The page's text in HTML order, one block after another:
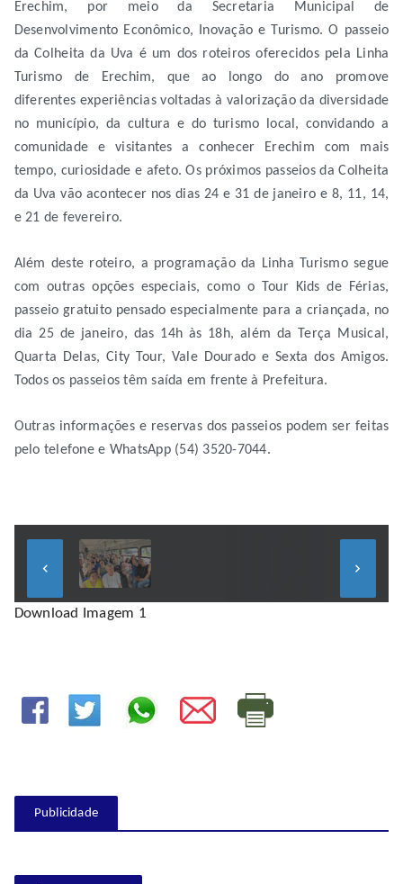
Erechim, por meio da Secretaria Municipal de
Desenvolvimento Econômico, Inovação e Turismo. O passeio
da Colheita da Uva é um dos roteiros oferecidos pela Linha
Turismo de Erechim, que ao longo do ano promove
diferentes experiências voltadas à valorização da diversidade
no município, da cultura e do turismo local, convidando a
comunidade e visitantes a conhecer Erechim com mais
tempo, curiosidade e afeto. Os próximos passeios da Colheita
da Uva vão acontecer nos dias 24 e 31 de janeiro e 8, 11, 14,
e 21 de fevereiro.
Além deste roteiro, a programação da Linha Turismo segue
com outras opções especiais, como o Tour Kids de Férias,
passeio gratuito pensado especialmente para a criançada, no
dia 25 de janeiro, das 14h às 18h, além da Terça Musical,
Quarta Delas, City Tour, Vale Dourado e Sexta dos Amigos.
Todos os passeios têm saída em frente à Prefeitura.
Outras informações e reservas dos passeios podem ser feitas
pelo telefone e WhatsApp (54) 3520-7044.
keyboard_arrow_left keyboard_arrow_right
Download Imagem 1
Publicidade